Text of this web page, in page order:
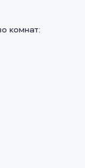
комнат: